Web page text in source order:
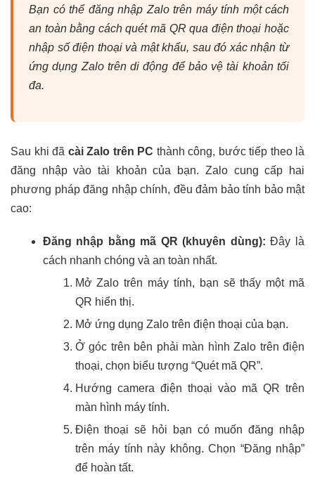
Bạn có thể đăng nhập Zalo trên máy tính một cách
an toàn bằng cách quét mã QR qua điện thoại hoặc
nhập số điện thoại và mật khẩu, sau đó xác nhận từ
ứng dụng Zalo trên di động để bảo vệ tài khoản tối
đa.
Sau khi đã cài Zalo trên PC thành công, bước tiếp theo là
đăng nhập vào tài khoản của bạn. Zalo cung cấp hai
phương pháp đăng nhập chính, đều đảm bảo tính bảo mật
cao:
Đăng nhập bằng mã QR (khuyên dùng): Đây là
cách nhanh chóng và an toàn nhất.
Mở Zalo trên máy tính, bạn sẽ thấy một mã
QR hiển thị.
Mở ứng dụng Zalo trên điện thoại của bạn.
Ở góc trên bên phải màn hình Zalo trên điện
thoại, chọn biểu tượng “Quét mã QR”.
Hướng camera điện thoại vào mã QR trên
màn hình máy tính.
Điện thoại sẽ hỏi bạn có muốn đăng nhập
trên máy tính này không. Chọn “Đăng nhập”
để hoàn tất.